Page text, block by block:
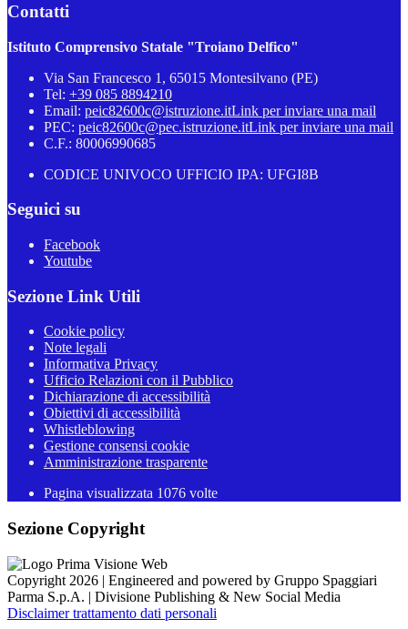
Contatti
Istituto Comprensivo Statale "Troiano Delfico"
Via San Francesco 1, 65015 Montesilvano (PE)
Tel: +39 085 8894210
Email: peic82600c@istruzione.itLink per inviare una mail
PEC: peic82600c@pec.istruzione.itLink per inviare una mail
C.F.: 80006990685
CODICE UNIVOCO UFFICIO IPA: UFGI8B
Seguici su
Facebook
Youtube
Sezione Link Utili
Cookie policy
Note legali
Informativa Privacy
Ufficio Relazioni con il Pubblico
Dichiarazione di accessibilità
Obiettivi di accessibilità
Whistleblowing
Gestione consensi cookie
Amministrazione trasparente
Pagina visualizzata 1076 volte
Sezione Copyright
Copyright 2026 | Engineered and powered by Gruppo Spaggiari
Parma S.p.A. | Divisione Publishing & New Social Media
Disclaimer trattamento dati personali